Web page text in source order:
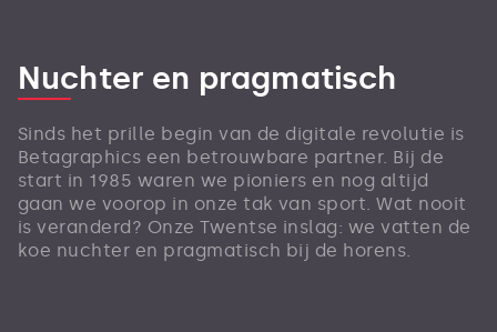
Nuchter en pragmatisch
Sinds het prille begin van de digitale revolutie is
Betagraphics een betrouwbare partner. Bij de
start in 1985 waren we pioniers en nog altijd
gaan we voorop in onze tak van sport. Wat nooit
is veranderd? Onze Twentse inslag: we vatten de
koe nuchter en pragmatisch bij de horens.